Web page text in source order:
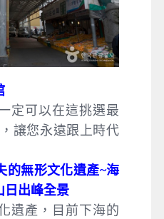
定可以在這挑選最
讓您永遠跟上時代
的無形文化遺產~海
日出峰全景
遺產，目前下海的